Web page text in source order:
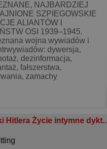
NAJBARDZIEJ
SZPIEGOWSKIE
ALIANTÓW I
OSI 1939–1945.
wojna wywiadów i
dywersja,
dezinformacja,
fałszerstwa,
zamachy
Hitlera Życie intymne dykt..